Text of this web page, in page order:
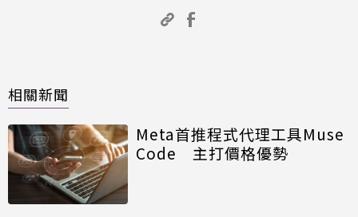
相關新聞
Meta首推程式代理工具Muse
Code 主打價格優勢